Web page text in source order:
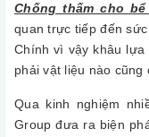
Chống thấm cho
quan trực tiếp đến
Chính vì vậy khâu
phải vật liệu nào cũng
Qua kinh nghiệm
Group đưa ra biện